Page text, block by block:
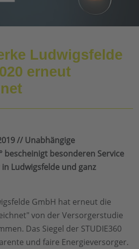
Ludwigsfelde
erneut
// Unabhängige
bescheinigt besonderen Service
Ludwigsfelde und ganz
GmbH hat erneut die
von der Versorgerstudie
Das Siegel der STUDIE360
und faire Energieversorger.